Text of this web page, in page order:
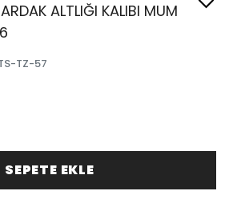
ALTLIĞI KALIBI MUM
TZ-57
SEPETE EKLE